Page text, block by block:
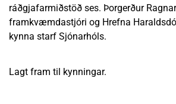
ráðgjafarmiðstöð ses. Þorgerður
framkvæmdastjóri og Hrefna
kynna starf Sjónarhóls.
Lagt fram til kynningar.